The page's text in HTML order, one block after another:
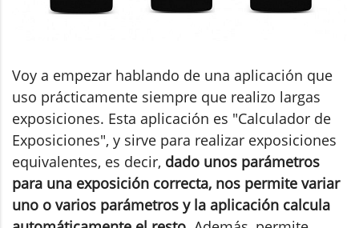
Voy a empezar hablando de una aplicación que
uso prácticamente siempre que realizo largas
exposiciones. Esta aplicación es "Calculador de
Exposiciones", y sirve para realizar exposiciones
equivalentes, es decir, dado unos parámetros
para una exposición correcta, nos permite variar
uno o varios parámetros y la aplicación calcula